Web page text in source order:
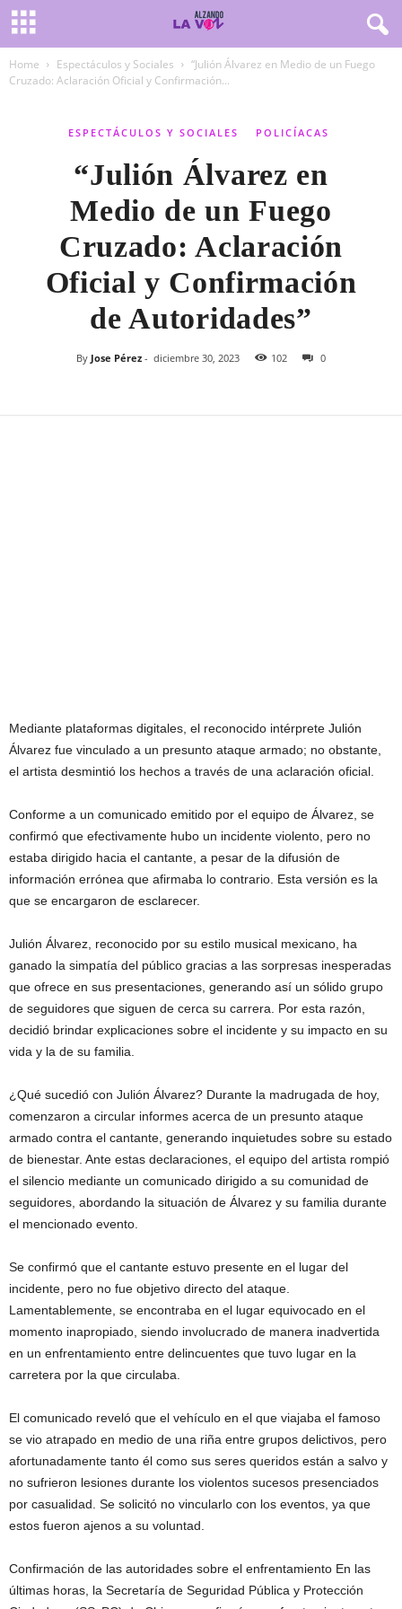
Home Espectáculos y Sociales
“Julión Álvarez en Medio de un Fuego
Cruzado: Aclaración Oficial y Confirmación...
ESPECTÁCULOS Y SOCIALES POLICÍACAS
“Julión Álvarez en
Medio de un Fuego
Cruzado: Aclaración
Oficial y Confirmación
de Autoridades”
By Jose Pérez - diciembre 30, 2023 102 0
Mediante plataformas digitales, el reconocido intérprete Julión
Álvarez fue vinculado a un presunto ataque armado; no obstante,
el artista desmintió los hechos a través de una aclaración oficial.
Conforme a un comunicado emitido por el equipo de Álvarez, se
confirmó que efectivamente hubo un incidente violento, pero no
estaba dirigido hacia el cantante, a pesar de la difusión de
información errónea que afirmaba lo contrario. Esta versión es la
que se encargaron de esclarecer.
Julión Álvarez, reconocido por su estilo musical mexicano, ha
ganado la simpatía del público gracias a las sorpresas inesperadas
que ofrece en sus presentaciones, generando así un sólido grupo
de seguidores que siguen de cerca su carrera. Por esta razón,
decidió brindar explicaciones sobre el incidente y su impacto en su
vida y la de su familia.
¿Qué sucedió con Julión Álvarez? Durante la madrugada de hoy,
comenzaron a circular informes acerca de un presunto ataque
armado contra el cantante, generando inquietudes sobre su estado
de bienestar. Ante estas declaraciones, el equipo del artista rompió
el silencio mediante un comunicado dirigido a su comunidad de
seguidores, abordando la situación de Álvarez y su familia durante
el mencionado evento.
Se confirmó que el cantante estuvo presente en el lugar del
incidente, pero no fue objetivo directo del ataque.
Lamentablemente, se encontraba en el lugar equivocado en el
momento inapropiado, siendo involucrado de manera inadvertida
en un enfrentamiento entre delincuentes que tuvo lugar en la
carretera por la que circulaba.
El comunicado reveló que el vehículo en el que viajaba el famoso
se vio atrapado en medio de una riña entre grupos delictivos, pero
afortunadamente tanto él como sus seres queridos están a salvo y
no sufrieron lesiones durante los violentos sucesos presenciados
por casualidad. Se solicitó no vincularlo con los eventos, ya que
estos fueron ajenos a su voluntad.
Confirmación de las autoridades sobre el enfrentamiento En las
últimas horas, la Secretaría de Seguridad Pública y Protección